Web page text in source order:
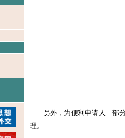
另外，为便利申请人，部
理。